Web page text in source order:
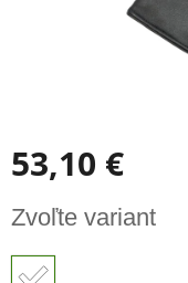
53,10 €
cena:
Zvoľte variant